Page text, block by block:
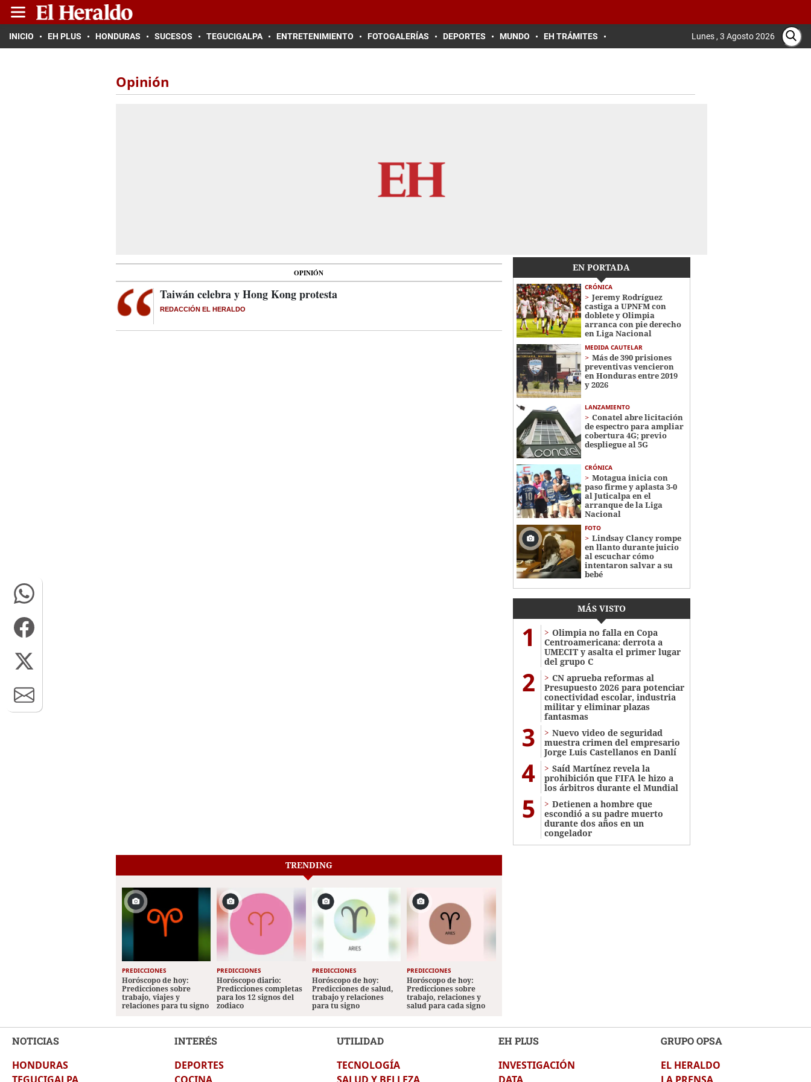
INICIO EH PLUS HONDURAS SUCESOS TEGUCIGALPA ENTRETENIMIENTO FOTOGALERÍAS DEPORTES MUNDO EH TRÁMITES Lunes , 3 Agosto 2026
Opinión
OPINIÓN
Taiwán celebra y Hong Kong protesta
REDACCIÓN EL HERALDO
EN PORTADA
CRÓNICA
Jeremy Rodríguez
castiga a UPNFM con
doblete y Olimpia
arranca con pie derecho
en Liga Nacional
MEDIDA CAUTELAR
Más de 390 prisiones
preventivas vencieron
en Honduras entre 2019
y 2026
LANZAMIENTO
Conatel abre licitación
de espectro para ampliar
cobertura 4G; previo
despliegue al 5G
CRÓNICA
Motagua inicia con
paso firme y aplasta 3-0
al Juticalpa en el
arranque de la Liga
Nacional
FOTO
Lindsay Clancy rompe
en llanto durante juicio
al escuchar cómo
intentaron salvar a su
bebé
MÁS VISTO
1
Olimpia no falla en Copa
Centroamericana: derrota a
UMECIT y asalta el primer lugar
del grupo C
2
CN aprueba reformas al
Presupuesto 2026 para potenciar
conectividad escolar, industria
militar y eliminar plazas
fantasmas
3
Nuevo video de seguridad
muestra crimen del empresario
Jorge Luis Castellanos en Danlí
4
Saíd Martínez revela la
prohibición que FIFA le hizo a
los árbitros durante el Mundial
5
Detienen a hombre que
escondió a su padre muerto
durante dos años en un
congelador
TRENDING
PREDICCIONES
Horóscopo de hoy:
Predicciones sobre
trabajo, viajes y
relaciones para tu signo
PREDICCIONES
Horóscopo diario:
Predicciones completas
para los 12 signos del
zodiaco
PREDICCIONES
Horóscopo de hoy:
Predicciones de salud,
trabajo y relaciones
para tu signo
PREDICCIONES
Horóscopo de hoy:
Predicciones sobre
trabajo, relaciones y
salud para cada signo
NOTICIAS
HONDURAS
INTERÉS
DEPORTES
UTILIDAD
TECNOLOGÍA
EH PLUS
INVESTIGACIÓN
GRUPO OPSA
EL HERALDO